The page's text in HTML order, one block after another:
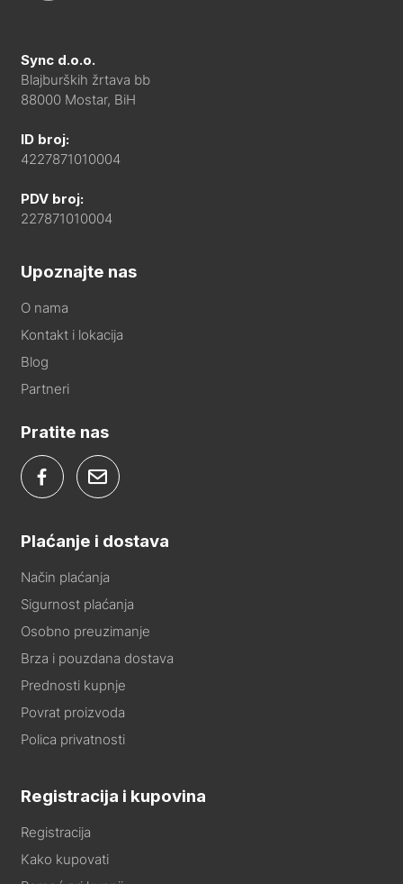
Sync d.o.o.
Blajburških žrtava bb
88000 Mostar, BiH
ID broj:
4227871010004
PDV broj:
227871010004
Upoznajte nas
O nama
Kontakt i lokacija
Blog
Partneri
Pratite nas
Plaćanje i dostava
Način plaćanja
Sigurnost plaćanja
Osobno preuzimanje
Brza i pouzdana dostava
Prednosti kupnje
Povrat proizvoda
Polica privatnosti
Registracija i kupovina
Registracija
Kako kupovati